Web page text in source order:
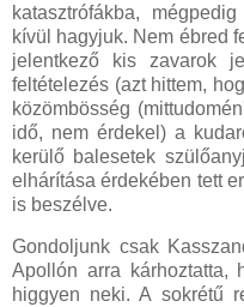
katasztrófákba,
kívül hagyjuk. Nem ébred
jelentkező kis zavarok
feltételezés (azt hittem,
közömbösség
idő, nem érdekel) a
kerülő balesetek
elhárítása érdekében tett
is beszélve.
Gondoljunk csak
Apollón arra
higgyen neki. A sokrétű